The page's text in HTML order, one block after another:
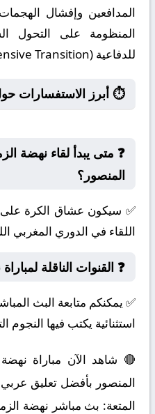
المدافعين وإفشال
المنظومة على التحول
للدفاعية (Defensive Transition) لضمان التوازن الفني.
⏱️ أبرز الاستفسارات
❓ متى يبدأ لقاء نهضة
المنصور؟
✅ سيكون عشاق الكرة على
اللقاء في الدوري المغربي
❓ القنوات الناقلة
✅ يمكنكم متابعة البث
استثنائية يكتب فيها النجوم
🔴 شاهد الآن مباراة
المنصور بأفضل تعليق
المتعة: بث مباشر نهضة